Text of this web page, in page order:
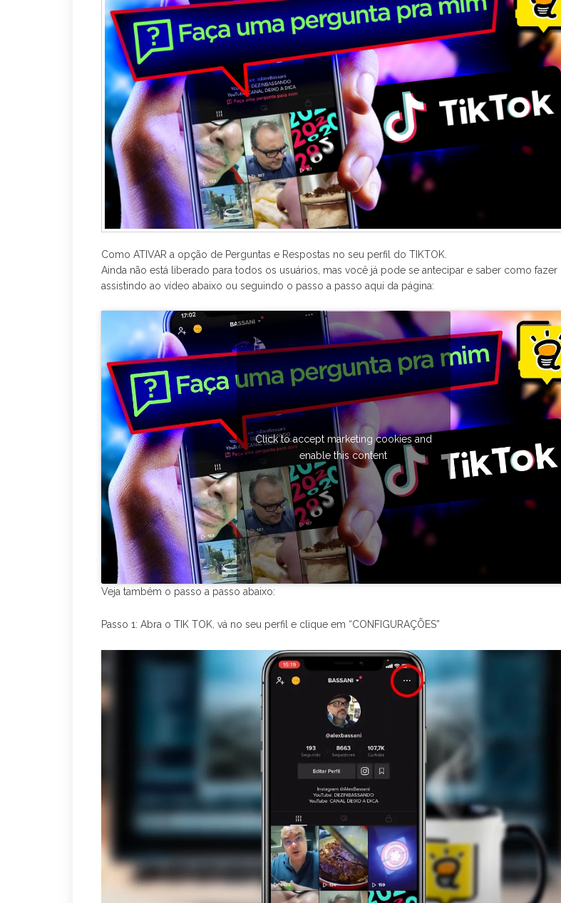
k
a
m
Como ATIVAR a opção de Perguntas e Respostas no seu perfil do TIKTOK.
Ainda não está liberado para todos os usuários, mas você já pode se antecipar e saber como fazer
assistindo ao vídeo abaixo ou seguindo o passo a passo aqui da página:
Click to accept marketing cookies and
enable this content
Veja também o passo a passo abaixo:
Passo 1: Abra o TIK TOK, vá no seu perfil e clique em “CONFIGURAÇÕES”